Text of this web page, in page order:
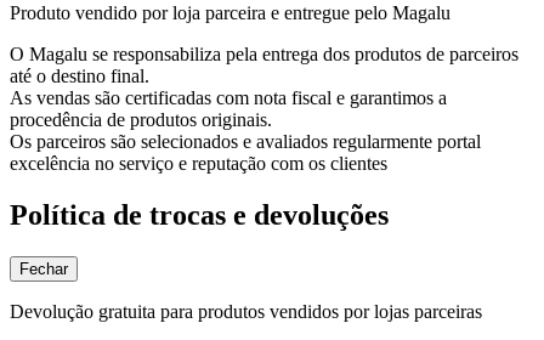
Produto vendido por loja parceira e entregue pelo Magalu
O Magalu se responsabiliza pela entrega dos produtos de parceiros
até o destino final.
As vendas são certificadas com nota fiscal e garantimos a
procedência de produtos originais.
Os parceiros são selecionados e avaliados regularmente portal
excelência no serviço e reputação com os clientes
Política de trocas e devoluções
Fechar
Devolução gratuita para produtos vendidos por lojas parceiras